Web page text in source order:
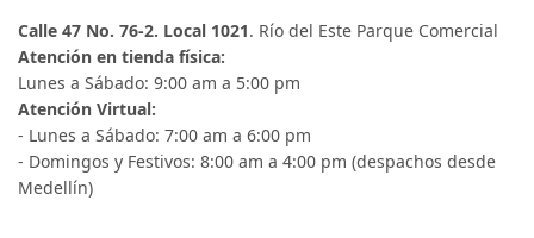
Calle 47 No. 76-2. Local 1021. Río del Este Parque Comercial
Atención en tienda física:
Lunes a Sábado: 9:00 am a 5:00 pm
Atención Virtual:
- Lunes a Sábado: 7:00 am a 6:00 pm
- Domingos y Festivos: 8:00 am a 4:00 pm (despachos desde
Medellín)